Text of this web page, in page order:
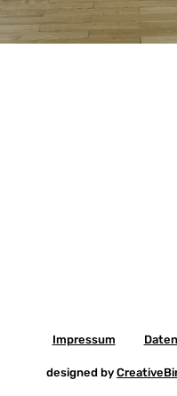
Impressum
designed by